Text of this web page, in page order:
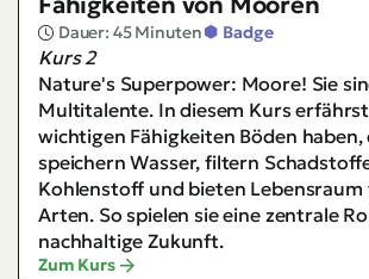
Dauer: 45 Minuten Badge
Kurs 2
Nature's Superpower: Moore! Sie
Multitalente.In diesem Kurs
wichtigen Fähigkeiten Böden haben,
speichern Wasser, filtern
Kohlenstoff und bieten Lebensraum
Arten. So spielen sie eine zentrale
nachhaltige Zukunft.
Zum Kurs